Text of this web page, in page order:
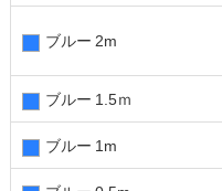
ブルー 2m
ブルー 1.5ｍ
ブルー 1m